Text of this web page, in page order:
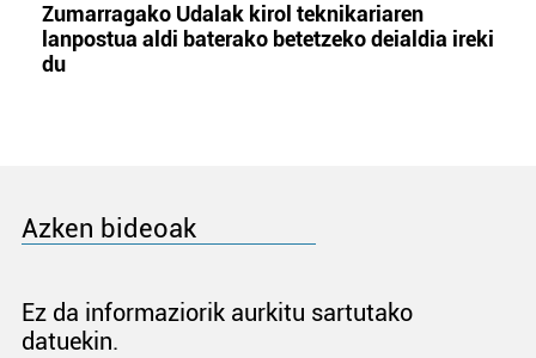
Zumarragako Udalak kirol teknikariaren
lanpostua aldi baterako betetzeko deialdia ireki
du
Azken bideoak
Ez da informaziorik aurkitu sartutako
datuekin.